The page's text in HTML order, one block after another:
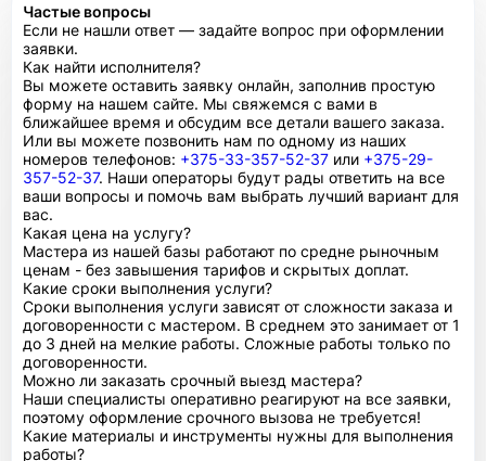
Частые вопросы
Если не нашли ответ — задайте вопрос при оформлении
заявки.
Как найти исполнителя?
Вы можете оставить заявку онлайн, заполнив простую
форму на нашем сайте. Мы свяжемся с вами в
ближайшее время и обсудим все детали вашего заказа.
Или вы можете позвонить нам по одному из наших
номеров телефонов: +375-33-357-52-37 или +375-29-
357-52-37. Наши операторы будут рады ответить на все
ваши вопросы и помочь вам выбрать лучший вариант для
вас.
Какая цена на услугу?
Мастера из нашей базы работают по средне рыночным
ценам - без завышения тарифов и скрытых доплат.
Какие сроки выполнения услуги?
Сроки выполнения услуги зависят от сложности заказа и
договоренности с мастером. В среднем это занимает от 1
до 3 дней на мелкие работы. Сложные работы только по
договоренности.
Можно ли заказать срочный выезд мастера?
Наши специалисты оперативно реагируют на все заявки,
поэтому оформление срочного вызова не требуется!
Какие материалы и инструменты нужны для выполнения
работы?